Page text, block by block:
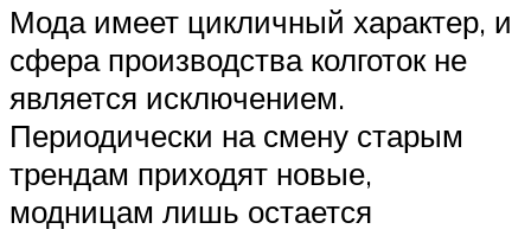
Мода имеет цикличный характер, и
сфера производства колготок не
является исключением.
Периодически на смену старым
трендам приходят новые,
модницам лишь остается